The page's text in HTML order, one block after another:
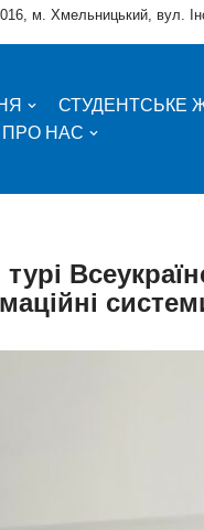
м. Хмельницький, вул.
СТУДЕНТСЬКЕ
ПРО НАС